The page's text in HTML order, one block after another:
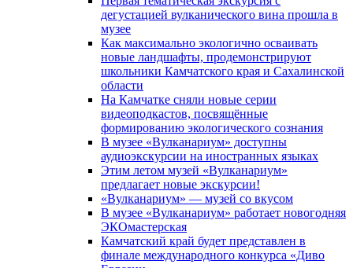
дегустацией вулканического вина прошла в
музее
Как максимально экологично осваивать
новые ландшафты, продемонстрируют
школьники Камчатского края и Сахалинской
области
На Камчатке сняли новые серии
видеоподкастов, посвящённые
формированию экологического сознания
В музее «Вулканариум» доступны
аудиоэкскурсии на иностранных языках
Этим летом музей «Вулканариум»
предлагает новые экскурсии!
«Вулканариум» — музей со вкусом
В музее «Вулканариум» работает новогодняя
ЭКОмастерская
Камчатский край будет представлен в
финале международного конкурса «Диво